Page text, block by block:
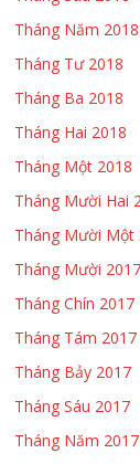
Tháng Năm 2018
Tháng Tư 2018
Tháng Ba 2018
Tháng Hai 2018
Tháng Một 2018
Tháng Mười Hai
Tháng Mười Một
Tháng Mười 2017
Tháng Chín 2017
Tháng Tám 2017
Tháng Bảy 2017
Tháng Sáu 2017
Tháng Năm 2017